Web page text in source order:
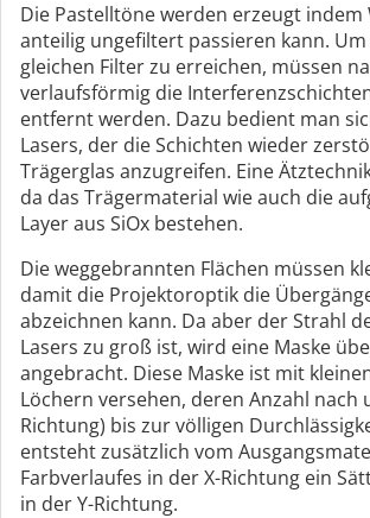
Die Pastelltöne werden erzeugt indem
anteilig ungefiltert passieren kann.
gleichen Filter zu erreichen, müssen
verlaufsförmig die
entfernt werden. Dazu bedient man
Lasers, der die Schichten wieder
Trägerglas anzugreifen. Eine
da das Trägermaterial wie auch die
Layer aus SiOx bestehen.
Die weggebrannten Flächen müssen
damit die Projektoroptik die
abzeichnen kann. Da aber der Strahl
Lasers zu groß ist, wird eine Maske
angebracht. Diese Maske ist mit
Löchern versehen, deren Anzahl nach
Richtung) bis zur völligen
entsteht zusätzlich vom
Farbverlaufes in der X-Richtung ein
in der Y-Richtung.